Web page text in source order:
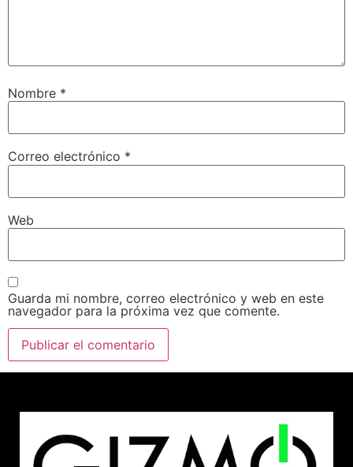
Nombre *
Correo electrónico *
Web
Guarda mi nombre, correo electrónico y web en este
navegador para la próxima vez que comente.